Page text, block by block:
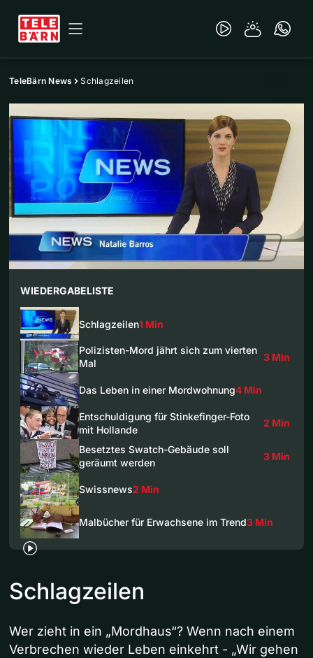
TeleBärn News Schlagzeilen
WIEDERGABELISTE
Schlagzeilen1 Min
Polizisten-Mord jährt sich zum vierten
Mal
3 Min
Das Leben in einer Mordwohnung4 Min
Entschuldigung für Stinkefinger-Foto
mit Hollande
2 Min
Besetztes Swatch-Gebäude soll
geräumt werden
3 Min
Swissnews2 Min
Malbücher für Erwachsene im Trend3 Min
Schlagzeilen
Wer zieht in ein „Mordhaus“? Wenn nach einem
Verbrechen wieder Leben einkehrt - „Wir gehen